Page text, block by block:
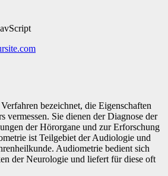
bezeichnet, die Eigenschaften
vermessen. Sie dienen der Diagnose der
der Hörorgane und zur Erforschung
ist Teilgebiet der Audiologie und
Audiometrie bedient sich
der Neurologie und liefert für diese oft